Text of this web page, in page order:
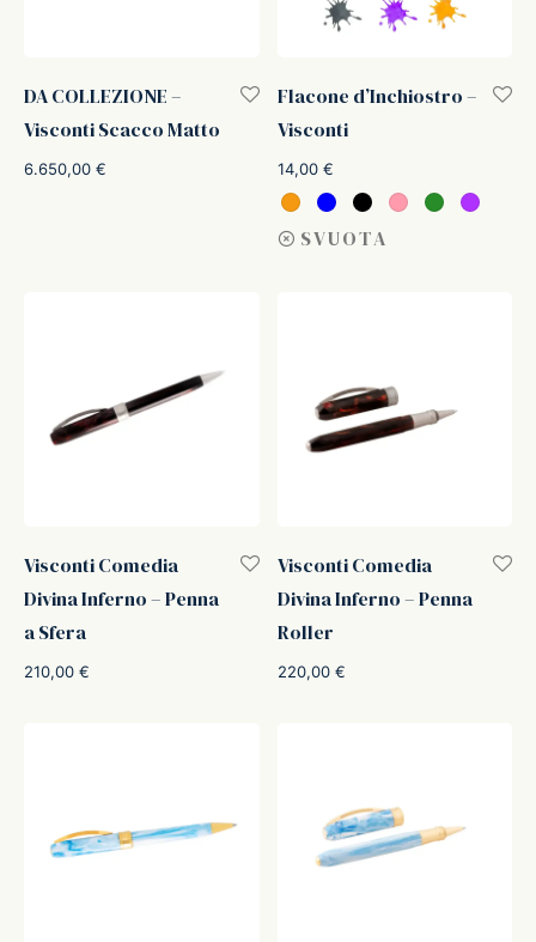
DA COLLEZIONE –
Visconti Scacco Matto
6.650,00 €
Flacone d’Inchiostro –
Visconti
14,00 €
SVUOTA
Visconti Comedia
Divina Inferno – Penna
a Sfera
210,00 €
Visconti Comedia
Divina Inferno – Penna
Roller
220,00 €